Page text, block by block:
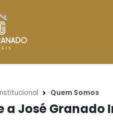
Quem Somos
a José Granado